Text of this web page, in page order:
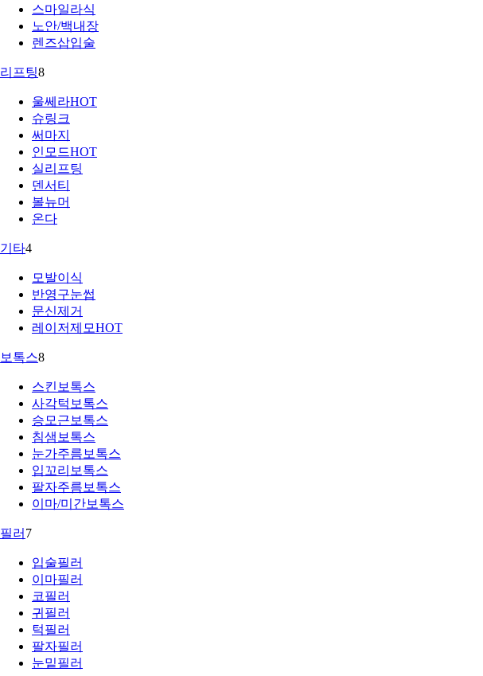
스마일라식
노안/백내장
렌즈삽입술
리프팅8
울쎄라HOT
슈링크
써마지
인모드HOT
실리프팅
덴서티
볼뉴머
온다
기타4
모발이식
반영구눈썹
문신제거
레이저제모HOT
보톡스8
스킨보톡스
사각턱보톡스
승모근보톡스
침샘보톡스
눈가주름보톡스
입꼬리보톡스
팔자주름보톡스
이마/미간보톡스
필러 7
입술필러
이마필러
코필러
귀필러
턱필러
팔자필러
눈밑필러